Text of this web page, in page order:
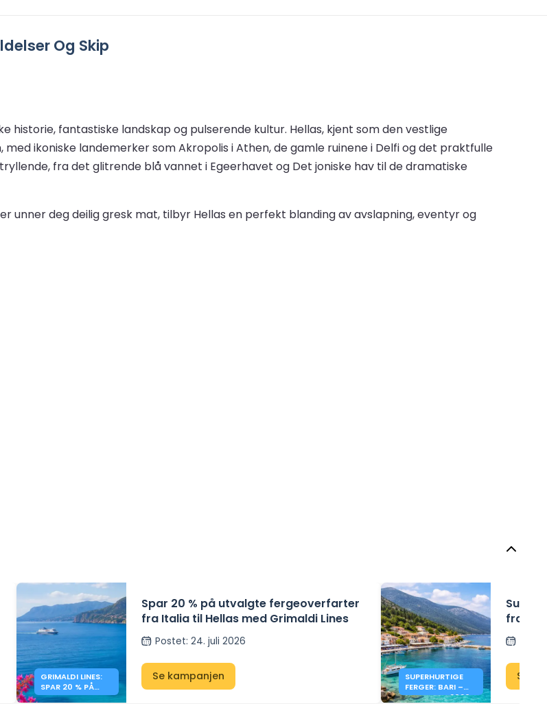
Og Skip
historie, fantastiske landskap og pulserende kultur. Hellas, kjent som den vestlige
ikoniske landemerker som Akropolis i Athen, de gamle ruinene i Delfi og det praktfulle
fra det glitrende blå vannet i Egeerhavet og Det joniske hav til de dramatiske
unner deg deilig gresk mat, tilbyr Hellas en perfekt blanding av avslapning, eventyr og
GRIMALDI LINES:
SPAR 20 % PÅ
FERGER TIL HELLAS
Spar 20 % på utvalgte fergeoverfarter
fra Italia til Hellas med Grimaldi Lines
Postet:24. juli 2026
Se kampanjen
SUPERHURTIGE
FERGER: BARI –
KEFALONIA 2026
fra
2026
Se